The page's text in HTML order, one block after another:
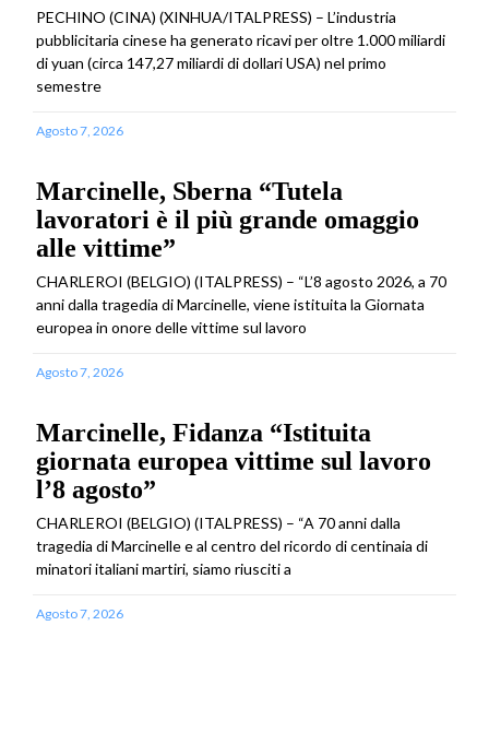
PECHINO (CINA) (XINHUA/ITALPRESS) – L’industria
pubblicitaria cinese ha generato ricavi per oltre 1.000 miliardi
di yuan (circa 147,27 miliardi di dollari USA) nel primo
semestre
Agosto 7, 2026
Marcinelle, Sberna “Tutela
lavoratori è il più grande omaggio
alle vittime”
CHARLEROI (BELGIO) (ITALPRESS) – “L’8 agosto 2026, a 70
anni dalla tragedia di Marcinelle, viene istituita la Giornata
europea in onore delle vittime sul lavoro
Agosto 7, 2026
Marcinelle, Fidanza “Istituita
giornata europea vittime sul lavoro
l’8 agosto”
CHARLEROI (BELGIO) (ITALPRESS) – “A 70 anni dalla
tragedia di Marcinelle e al centro del ricordo di centinaia di
minatori italiani martiri, siamo riusciti a
Agosto 7, 2026